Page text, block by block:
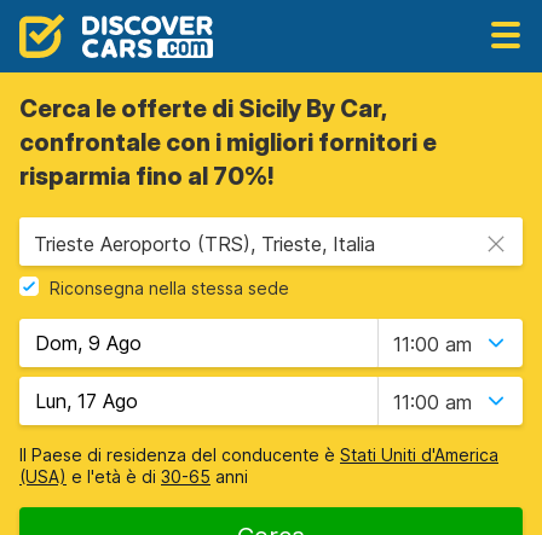
Cerca le offerte di Sicily By Car,
confrontale con i migliori fornitori e
risparmia fino al 70%!
Trieste Aeroporto (TRS), Trieste, Italia
Riconsegna nella stessa sede
11:00 am
11:00 am
Il Paese di residenza del conducente è Stati Uniti d'America
(USA) e l'età è di 30-65 anni